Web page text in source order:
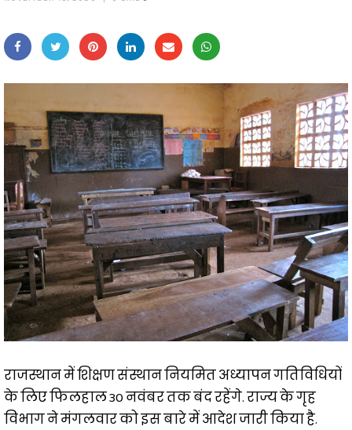
राजस्थान में शिक्षण संस्थान नियमित अध्यापन गतिविधियों
के लिए फिलहाल 30 नवंबर तक बंद रहेंगे. राज्य के गृह
विभाग ने मंगलवार को इस बारे में आदेश जारी किया है.